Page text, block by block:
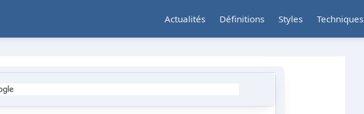
Actualités Définitions Styles Techniques